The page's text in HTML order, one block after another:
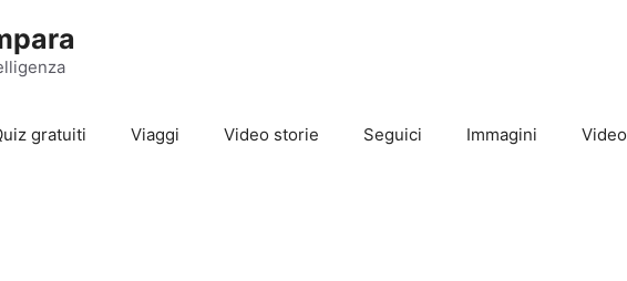
gratuiti Viaggi Video storie Seguici Immagini Video